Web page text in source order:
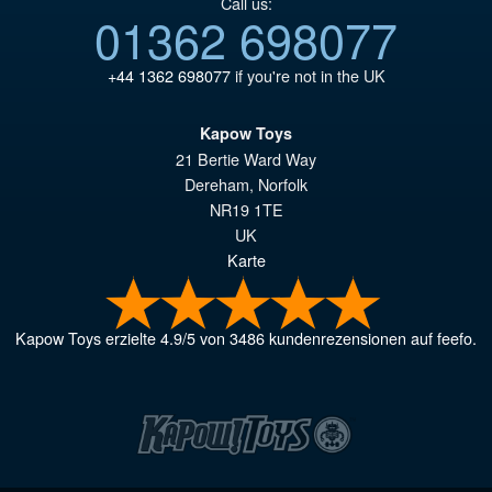
01362 698077
+44 1362 698077if you're not in the UK
Kapow Toys
21 Bertie Ward Way
Dereham, Norfolk
NR19 1TE
UK
Karte
Kapow Toyserzielte4.9/5von 3486kundenrezensionen auf feefo.